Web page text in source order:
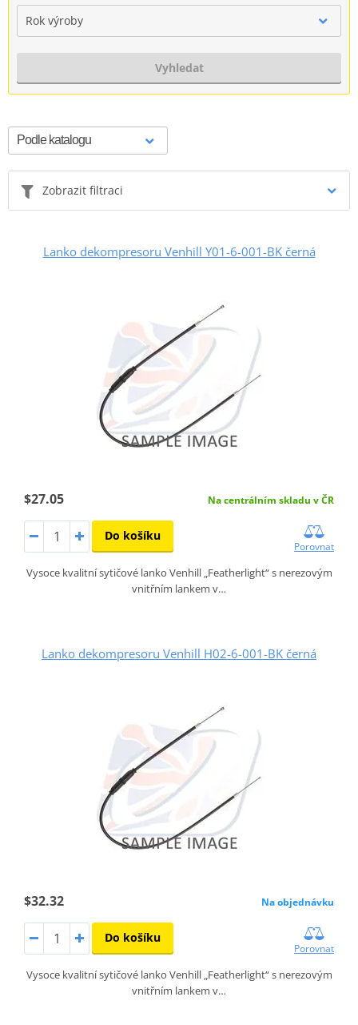
Rok výroby
Vyhledat
Zobrazit filtraci
Lanko dekompresoru Venhill Y01-6-001-BK černá
$27.05 Na centrálním skladu v ČR
Do košíku
Porovnat
Vysoce kvalitní sytičové lanko Venhill „Featherlight“ s nerezovým
vnitřním lankem v…
Lanko dekompresoru Venhill H02-6-001-BK černá
$32.32 Na objednávku
Do košíku
Porovnat
Vysoce kvalitní sytičové lanko Venhill „Featherlight“ s nerezovým
vnitřním lankem v…